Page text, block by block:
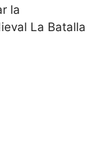
la
La Batalla